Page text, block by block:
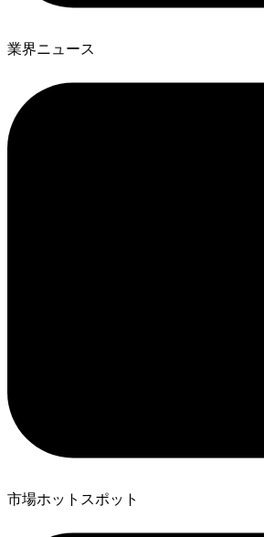
業界ニュース
市場ホットスポット